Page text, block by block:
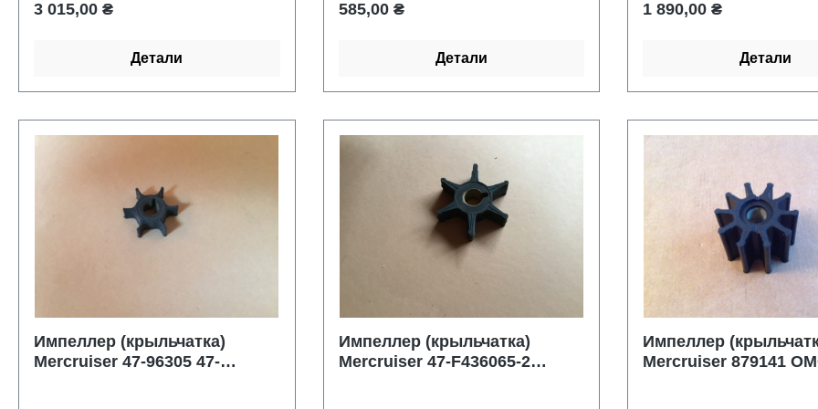
Обычная цена:
3 015,00 ₴
Детали
Обычная цена:
585,00 ₴
Детали
Обычная цена:
1 890,00 ₴
Детали
Импеллер (крыльчатка)
Mercruiser 47-96305 47-
Импеллер (крыльчатка)
Mercruiser 47-F436065-2
Импеллер
Mercruiser 879141